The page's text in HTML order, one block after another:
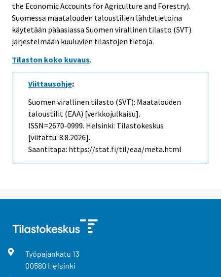
the Economic Accounts for Agriculture and Forestry).
Suomessa maatalouden taloustilien lähdetietoina
käytetään pääasiassa Suomen virallinen tilasto (SVT)
järjestelmään kuuluvien tilastojen tietoja.
Tilaston koko kuvaus.
Viittausohje:
Suomen virallinen tilasto (SVT): Maatalouden
taloustilit (EAA) [verkkojulkaisu].
ISSN=2670-0999. Helsinki: Tilastokeskus
[viitattu: 8.8.2026].
Saantitapa: https://stat.fi/til/eaa/meta.html
Työpajankatu 13
00580 Helsinki